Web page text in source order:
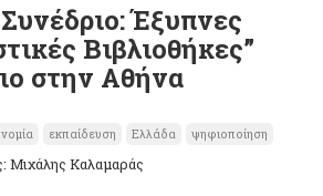
Έξυπνες
Βιβλιοθήκες”
στην Αθήνα
εκπαίδευση Ελλάδα ψηφιοποίηση
Μιχάλης Καλαμαράς